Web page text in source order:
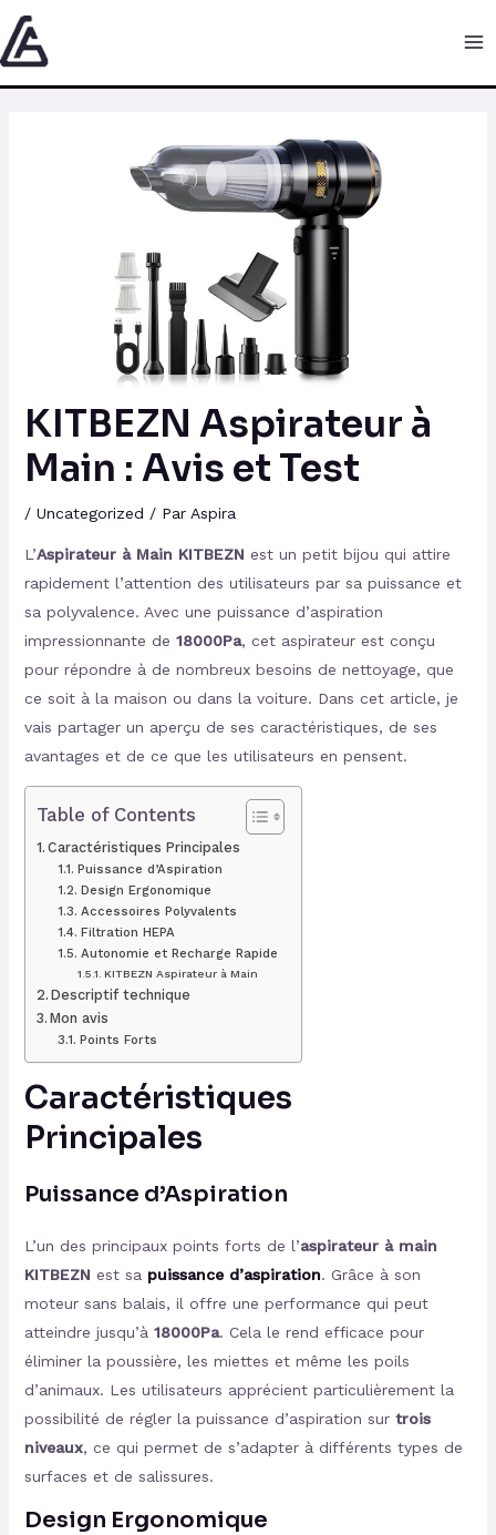
Aller
au
contenu
KITBEZN Aspirateur à
Main : Avis et Test
/ Uncategorized / Par Aspira
L’Aspirateur à Main KITBEZN est un petit bijou qui attire
rapidement l’attention des utilisateurs par sa puissance et
sa polyvalence. Avec une puissance d’aspiration
impressionnante de 18000Pa, cet aspirateur est conçu
pour répondre à de nombreux besoins de nettoyage, que
ce soit à la maison ou dans la voiture. Dans cet article, je
vais partager un aperçu de ses caractéristiques, de ses
avantages et de ce que les utilisateurs en pensent.
Table of Contents
Caractéristiques Principales
Puissance d’Aspiration
Design Ergonomique
Accessoires Polyvalents
Filtration HEPA
Autonomie et Recharge Rapide
KITBEZN Aspirateur à Main
Descriptif technique
Mon avis
Points Forts
Caractéristiques
Principales
Puissance d’Aspiration
L’un des principaux points forts de l’aspirateur à main
KITBEZN est sa puissance d’aspiration. Grâce à son
moteur sans balais, il offre une performance qui peut
atteindre jusqu’à 18000Pa. Cela le rend efficace pour
éliminer la poussière, les miettes et même les poils
d’animaux. Les utilisateurs apprécient particulièrement la
possibilité de régler la puissance d’aspiration sur trois
niveaux, ce qui permet de s’adapter à différents types de
surfaces et de salissures.
Design Ergonomique